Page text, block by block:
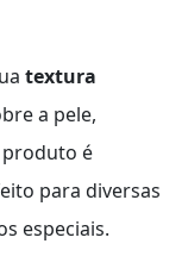
textura
a pele,
produto é
para diversas
especiais.